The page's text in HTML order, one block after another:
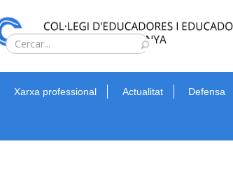
Type 2 or more characters
Cerca
Xarxa professional Actualitat Defensa